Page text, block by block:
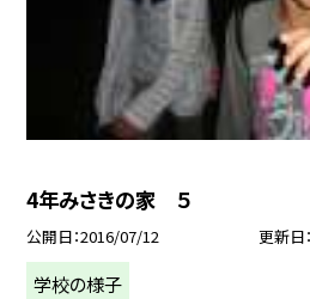
4年みさきの家 ５
公開日 2016/07/12 更新日
学校の様子